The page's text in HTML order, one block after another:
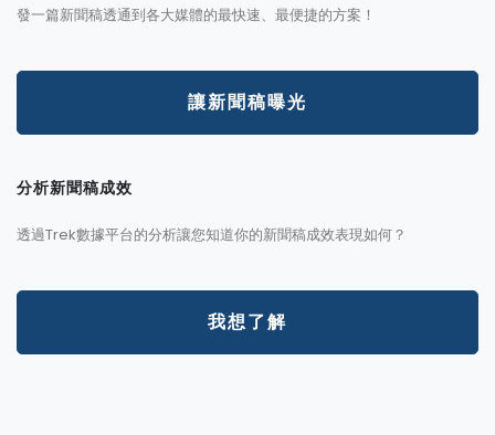
發一篇新聞稿透通到各大媒體的最快速、最便捷的方案！
讓新聞稿曝光
分析新聞稿成效
透過Trek數據平台的分析讓您知道你的新聞稿成效表現如何？
我想了解